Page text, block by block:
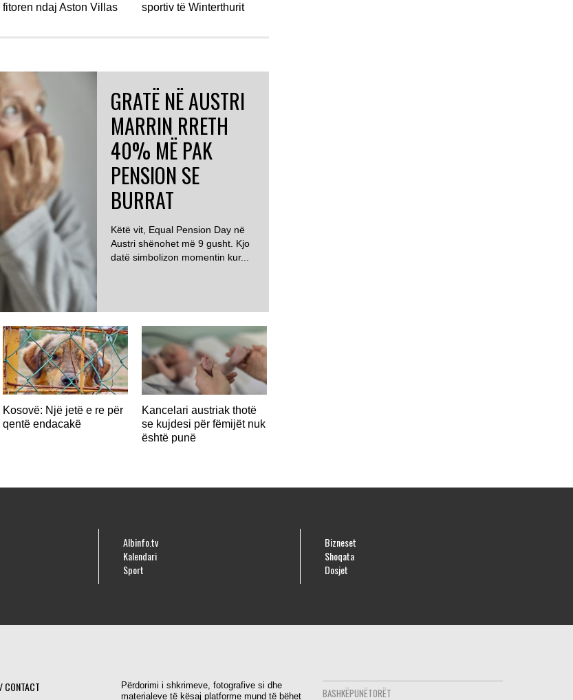
fitoren ndaj Aston Villas
sportiv të Winterthurit
GRATË NË AUSTRI
MARRIN RRETH
40% MË PAK
PENSION SE
BURRAT
Këtë vit, Equal Pension Day në
Austri shënohet më 9 gusht. Kjo
datë simbolizon momentin kur...
Kosovë: Një jetë e re për
qentë endacakë
Kancelari austriak thotë
se kujdesi për fëmijët nuk
është punë
Albinfo.tv
Kalendari
Sport
Bizneset
Shoqata
Dosjet
CONTACT
Përdorimi i shkrimeve, fotografive si dhe
materialeve të kësaj platforme mund të bëhet
BASHKËPUNËTORËT